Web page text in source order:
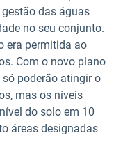
das águas
no seu conjunto.
era permitida ao
Com o novo plano
poderão atingir o
mas os níveis
do solo em 10
áreas designadas